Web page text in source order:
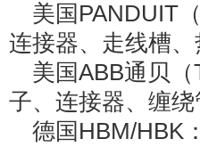
美国PANDUIT
连接器、 走线槽
美国ABB通贝
子、连接器、 缠绕
德国HBM/HBK